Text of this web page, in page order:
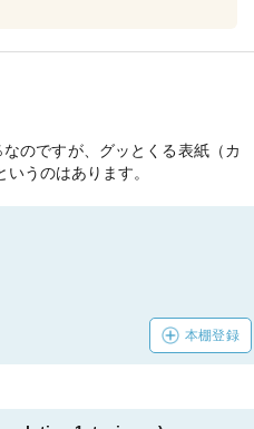
のですが、グッとくる表紙（カ
うのはあります。
本棚登録